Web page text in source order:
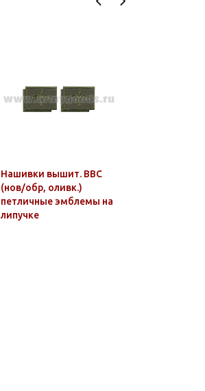
Нашивки вышит. ВВС
(нов/обр, оливк.)
петличные эмблемы на
липучке